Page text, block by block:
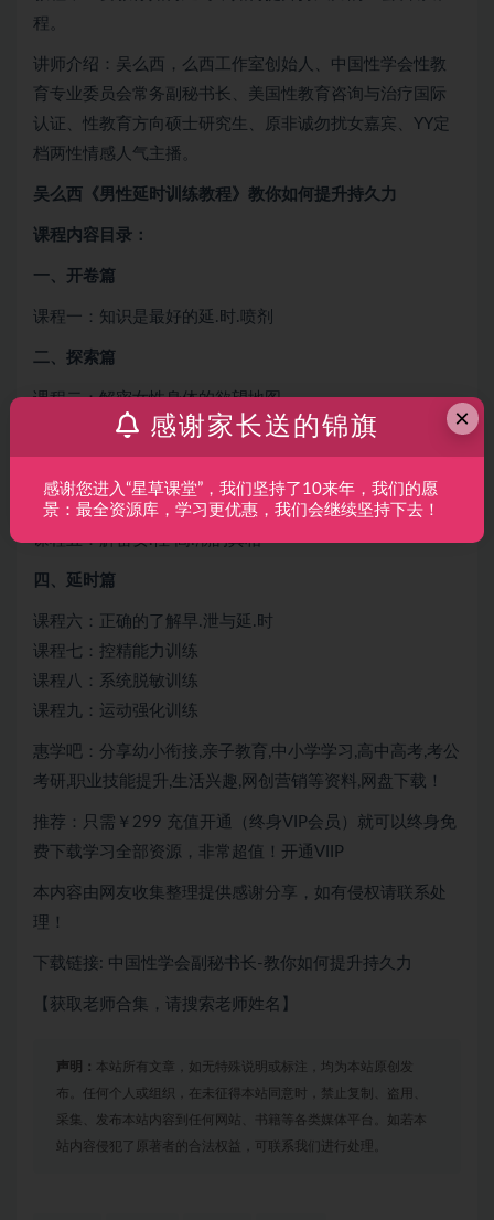
程。
讲师介绍：吴么西，么西工作室创始人、中国性学会性教
育专业委员会常务副秘书长、美国性教育咨询与治疗国际
认证、性教育方向硕士研究生、原非诚勿扰女嘉宾、YY定
档两性情感人气主播。
吴么西《男性延时训练教程》教你如何提升持久力
课程内容目录：
一、开卷篇
课程一：知识是最好的延.时.喷剂
二、探索篇
课程二：解密女性身体的欲望地图
课程三：了解两性反应周期，进退有度
课程四：构建和谐性.爱模型，循序渐进
三、高.潮篇
课程五：解密女.性 高.潮的真相
四、延时篇
课程六：正确的了解早.泄与延.时
课程七：控精能力训练
课程八：系统脱敏训练
课程九：运动强化训练
惠学吧：分享幼小衔接,亲子教育,中小学学习,高中高考,考公
考研,职业技能提升,生活兴趣,网创营销等资料,网盘下载！
推荐：只需￥299 充值开通（终身VIP会员）就可以 终身免
费下载学习全部资源，非常超值！开通VIIP
本内容由网友收集整理提供感谢分享，如有侵权请联系处
理！
下载链接: 中国性学会副秘书长-教你如何提升持久力
【获取老师合集，请搜索老师姓名】
声明： 本站所有文章，如无特殊说明或标注，均为本站原创发
布。任何个人或组织，在未征得本站同意时，禁止复制、盗用、
采集、发布本站内容到任何网站、书籍等各类媒体平台。如若本
站内容侵犯了原著者的合法权益，可联系我们进行处理。
×
感谢家长送的锦旗
感谢您进入“星草课堂”，我们坚持了10来年，我们的愿
景：最全资源库，学习更优惠，我们会继续坚持下去！